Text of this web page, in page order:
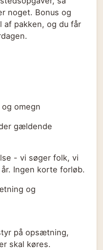
noget. Bonus og
af pakken, og du får
og omegn
gældende
- vi søger folk, vi
Ingen korte forløb.
og
på opsætning,
skal køres.